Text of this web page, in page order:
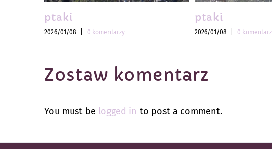
ptaki
2026/01/08 0 komentarzy
ptaki
2026/01/08 0
Zostaw komentarz
You must be logged in to post a comment.